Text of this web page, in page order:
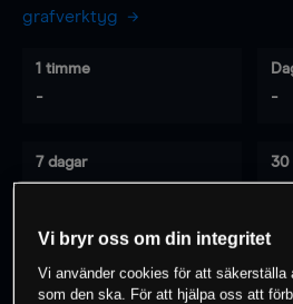
grafverktyg
1 timme
- -
7 dagar
-
30
-
0% av kunderna har en
Vi bryr oss om din integritet
Vi använder cookies för att säkerställa
som den ska. För att hjälpa oss att